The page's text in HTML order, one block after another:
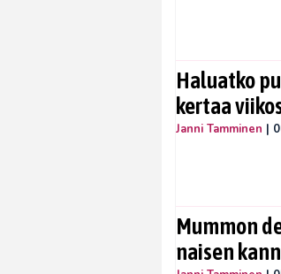
Haluatko
kertaa
Janni Tamminen |
Mummon
naisen